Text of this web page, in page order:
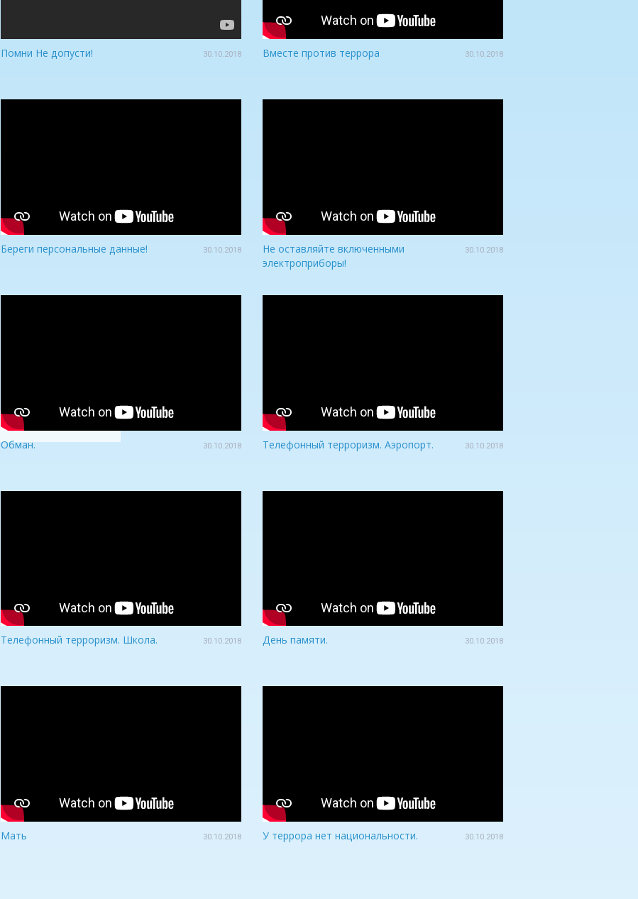
Помни Не допусти! 30.10.2018 Вместе против террора 30.10.2018
Береги персональные данные! 30.10.2018
Не оставляйте включенными
электроприборы!
30.10.2018
Обман. 30.10.2018 Телефонный терроризм. Аэропорт. 30.10.2018
Телефонный терроризм. Школа. 30.10.2018 День памяти. 30.10.2018
Мать 30.10.2018 У террора нет национальности. 30.10.2018